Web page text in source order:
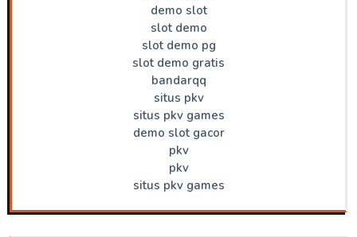
demo slot
slot demo
slot demo pg
slot demo gratis
bandarqq
situs pkv
situs pkv games
demo slot gacor
pkv
pkv
situs pkv games